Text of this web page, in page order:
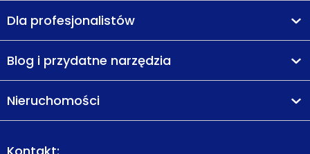
Dla profesjonalistów
Blog i przydatne narzędzia
Nieruchomości